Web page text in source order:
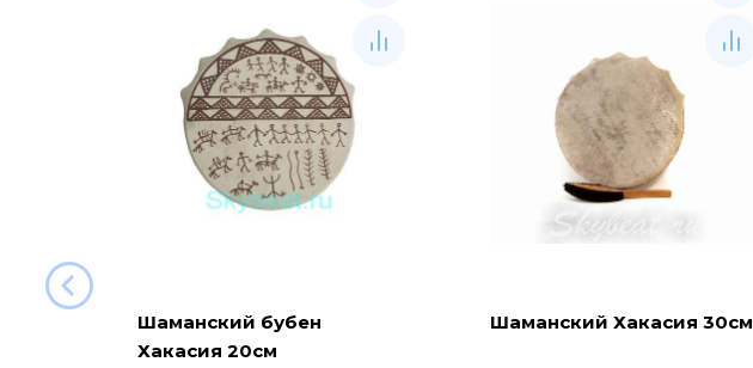
Шаманский бубен
Хакасия 20см
Шаманский Хакасия 30см